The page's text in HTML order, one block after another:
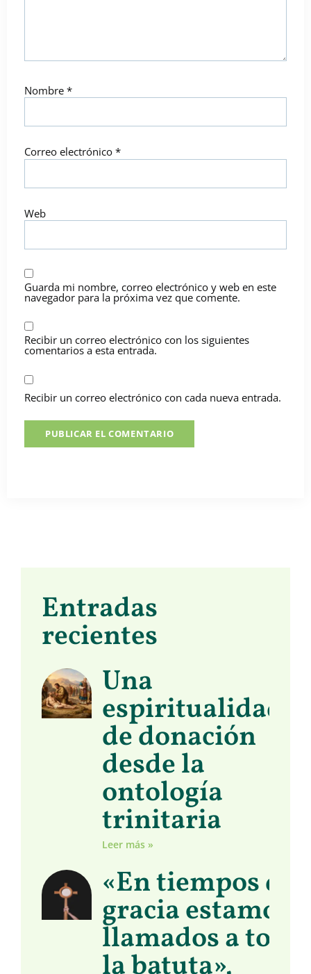
Nombre *
Correo electrónico *
Web
Guarda mi nombre, correo electrónico y web en este
navegador para la próxima vez que comente.
Recibir un correo electrónico con los siguientes
comentarios a esta entrada.
Recibir un correo electrónico con cada nueva entrada.
Entradas
recientes
Una
espiritualidad
de donación
desde la
ontología
trinitaria
Leer más »
«En tiempos de
gracia estamos
llamados a